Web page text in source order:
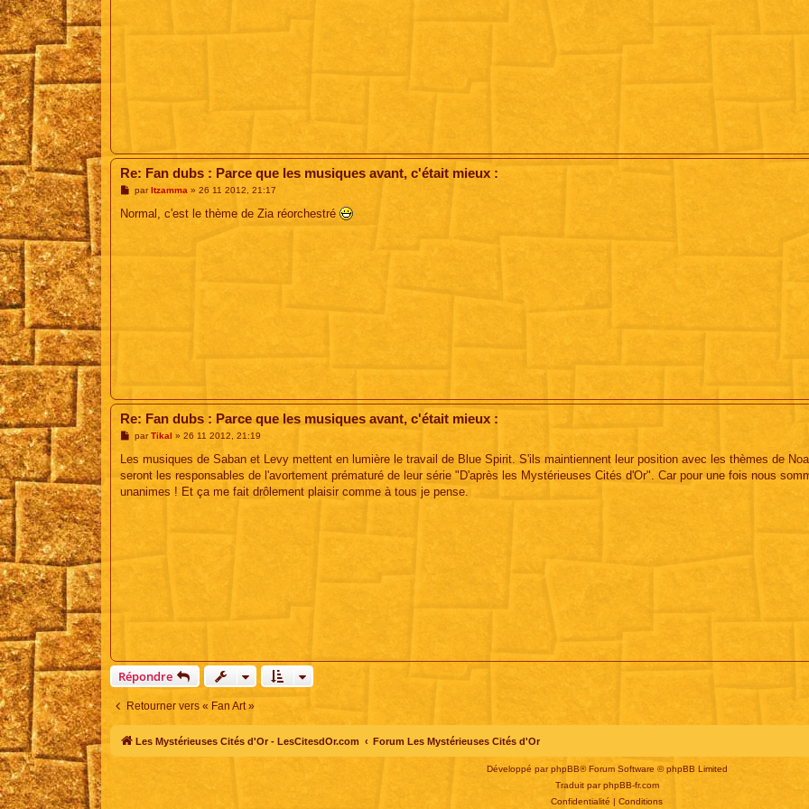
Re: Fan dubs : Parce que les musiques avant, c'était mieux :
M
s
par Itzamma » 26 11 2012, 21:17
Normal, c'est le thème de Zia réorchestré
Re: Fan dubs : Parce que les musiques avant, c'était mieux :
M
s
a
g
parTikal » 26 11 2012, 21:19
Les musiques de Saban et Levy mettent en lumière le travail de Blue Spirit. S'ils maintiennent leur position avec les thèmes de
seront les responsables de l'avortement prématuré de leur série "D'après les Mystérieuses Cités d'Or". Car pour une fois nous
unanimes ! Et ça me fait drôlement plaisir comme à tous je pense.
Répondre
Retourner vers « Fan Art »
Les Mystérieuses Cités d'Or - LesCitesdOr.com Forum Les Mystérieuses Cités d'Or
Développé par phpBB® Forum Software © phpBB Limited
Traduit parphpBB-fr.com
Confidentialité | Conditions